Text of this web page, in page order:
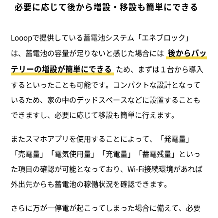
必要に応じて後から増設・移設も簡単にできる
Looopで提供している蓄電池システム「エネブロック」
は、蓄電池の容量が足りないと感じた場合には 後からバッ
テリーの増設が簡単にできる ため、まずは１台から導入
するといったことも可能です。コンパクトな設計となって
いるため、家の中のデッドスペースなどに設置することも
できますし、必要に応じて移設も簡単に行えます。
またスマホアプリを使用することによって、「発電量」
「売電量」「電気使用量」「充電量」「蓄電残量」といっ
た項目の確認が可能となっており、Wi-Fi接続環境があれば
外出先からも蓄電池の稼働状況を確認できます。
さらに万が一停電が起こってしまった場合に備えて、必要